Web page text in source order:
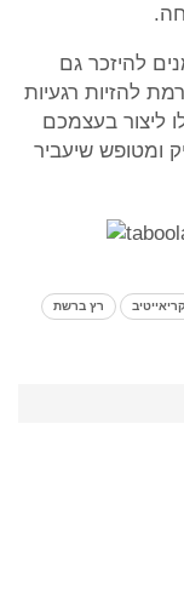
להיזכר גם
להזיות רגעיות
ליצור בעצמכם
ומטופש שיעביר
קריאייטיב רץ ברשת